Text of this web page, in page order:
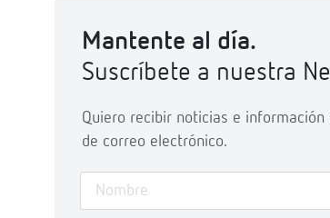
Mantente al día.
Suscríbete a nuestra
Quiero recibir noticias e
de correo electrónico.